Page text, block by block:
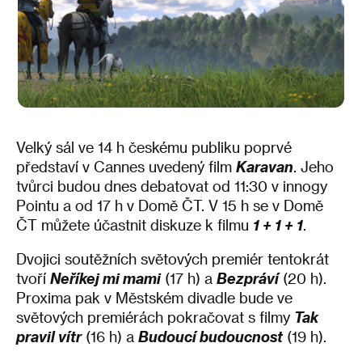
Velký sál ve 14 h českému publiku poprvé
představí v Cannes uvedený film Karavan . Jeho
tvůrci budou dnes debatovat od 11:30 v innogy
Pointu a od 17 h v Domě ČT. V 15 h se v Domě
ČT můžete účastnit diskuze k filmu 1 + 1 + 1.
Dvojici soutěžních světových premiér tentokrát
tvoří Neříkej mi mami(17 h) a Bezpráví(20 h).
Proxima pak v Městském divadle bude ve
světových premiérách pokračovat s filmy Tak
pravil vítr(16 h) a Budoucí budoucnost(19 h).